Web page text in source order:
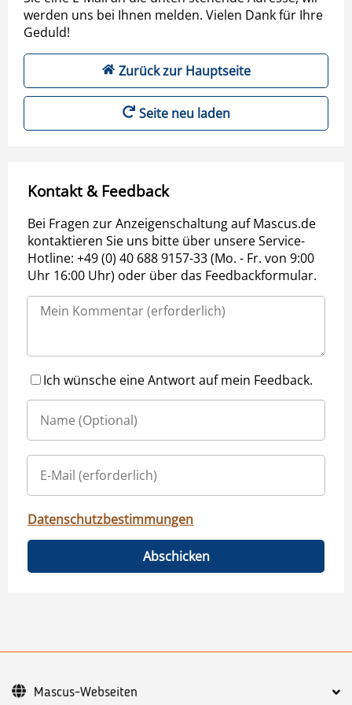
werden uns bei Ihnen melden. Vielen Dank für Ihre
Geduld!
Zurück zur Hauptseite
Seite neu laden
Kontakt & Feedback
Bei Fragen zur Anzeigenschaltung auf Mascus.de
kontaktieren Sie uns bitte über unsere Service-
Hotline: +49 (0) 40 688 9157-33 (Mo. - Fr. von 9:00
Uhr 16:00 Uhr) oder über das Feedbackformular.
Ich wünsche eine Antwort auf mein Feedback.
Datenschutzbestimmungen
Abschicken
Mascus-Webseiten